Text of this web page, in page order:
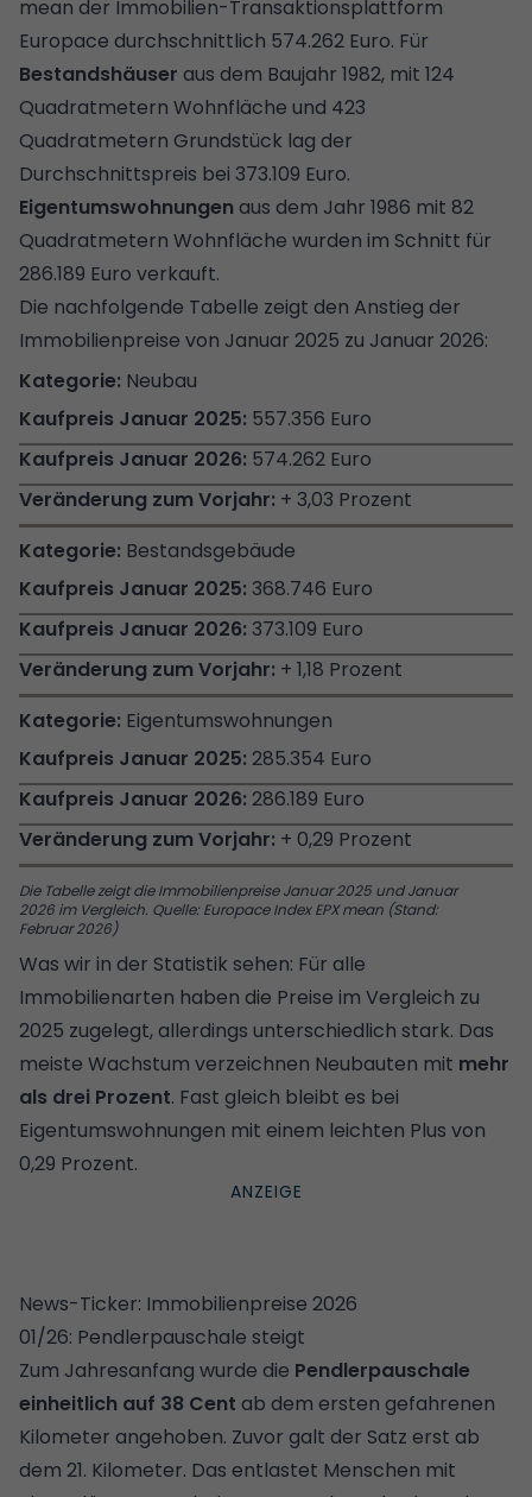
mean der Immobilien-Transaktionsplattform
Europace durchschnittlich 574.262 Euro. Für
Bestandshäuser aus dem Baujahr 1982, mit 124
Quadratmetern Wohnfläche und 423
Quadratmetern Grundstück lag der
Durchschnittspreis bei 373.109 Euro.
Eigentumswohnungen aus dem Jahr 1986 mit 82
Quadratmetern Wohnfläche wurden im Schnitt für
286.189 Euro verkauft.
Die nachfolgende Tabelle zeigt den Anstieg der
Immobilienpreise von Januar 2025 zu Januar 2026:
Die Tabelle zeigt die Immobilienpreise Januar 2025 und Januar
2026 im Vergleich. Quelle: Europace Index EPX mean (Stand:
Februar 2026)
Neubau
557.356 Euro
574.262 Euro
+ 3,03 Prozent
Bestandsgebäude
368.746 Euro
373.109 Euro
+ 1,18 Prozent
Eigentumswohnungen
285.354 Euro
286.189 Euro
+ 0,29 Prozent
Was wir in der Statistik sehen: Für alle
Immobilienarten haben die Preise im Vergleich zu
2025 zugelegt, allerdings unterschiedlich stark. Das
meiste Wachstum verzeichnen Neubauten mit mehr
als drei Prozent. Fast gleich bleibt es bei
Eigentumswohnungen mit einem leichten Plus von
0,29 Prozent.
News-Ticker: Immobilienpreise 2026
01/26: Pendlerpauschale steigt
Zum Jahresanfang wurde die Pendlerpauschale
einheitlich auf 38 Cent ab dem ersten gefahrenen
Kilometer angehoben. Zuvor galt der Satz erst ab
dem 21. Kilometer. Das entlastet Menschen mit